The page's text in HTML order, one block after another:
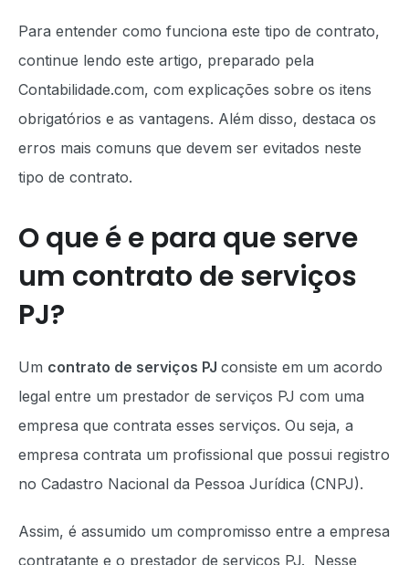
Para entender como funciona este tipo de contrato,
continue lendo este artigo, preparado pela
Contabilidade.com, com explicações sobre os itens
obrigatórios e as vantagens. Além disso, destaca os
erros mais comuns que devem ser evitados neste
tipo de contrato.
O que é e para que serve
um contrato de serviços
PJ?
Um contrato de serviços PJ consiste em um acordo
legal entre um prestador de serviços PJ com uma
empresa que contrata esses serviços. Ou seja, a
empresa contrata um profissional que possui registro
no Cadastro Nacional da Pessoa Jurídica (CNPJ).
Assim, é assumido um compromisso entre a empresa
contratante e o prestador de serviços PJ. Nesse